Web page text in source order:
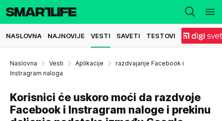
NASLOVNA NAJNOVIJE VESTI SAVETI TESTOVI
Naslovna Vesti Aplikacije
razdvajanje Facebook i
Instragram naloga
Korisnici će uskoro moći da razdvoje
Facebook i Instragram naloge i prekinu